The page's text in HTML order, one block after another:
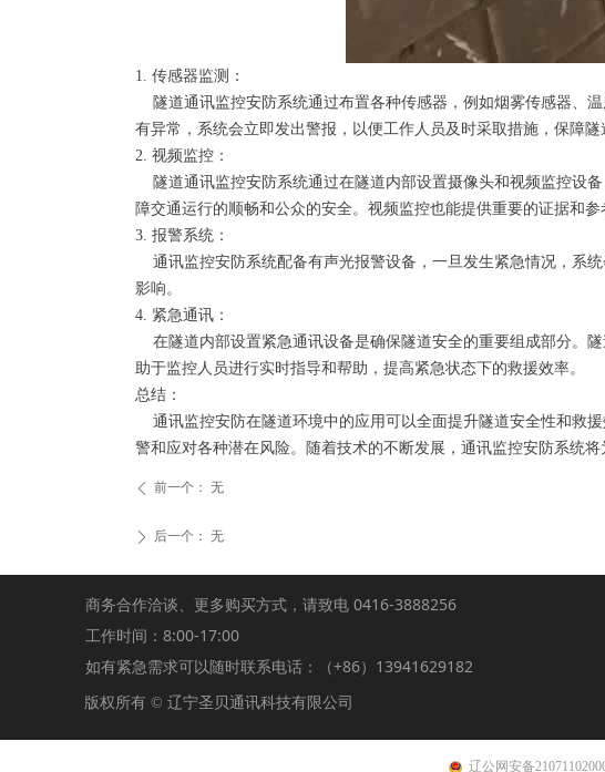
1. 传感器监测：
隧道通讯监控安防系统通过布置各种传感器，例如烟雾传感器、
有异常，系统会立即发出警报，以便工作人员及时采取措施，保障隧
2. 视频监控：
隧道通讯监控安防系统通过在隧道内部设置摄像头和视频监控设
障交通运行的顺畅和公众的安全。视频监控也能提供重要的证据和参
3. 报警系统：
通讯监控安防系统配备有声光报警设备，一旦发生紧急情况，系
影响。
4. 紧急通讯：
在隧道内部设置紧急通讯设备是确保隧道安全的重要组成部分。
助于监控人员进行实时指导和帮助，提高紧急状态下的救援效率。
总结：
通讯监控安防在隧道环境中的应用可以全面提升隧道安全性和救
警和应对各种潜在风险。随着技术的不断发展，通讯监控安防系统
ꄴ 前一个： 无
ꄲ 后一个： 无
版权所有 © 辽宁圣贝通讯科技有限公司
商务合作洽谈、更多购买方式，请致电 0416-3888256
工作时间：8:00-17:00
如有紧急需求可以随时联系电话：（+86）13941629182
辽公网安备